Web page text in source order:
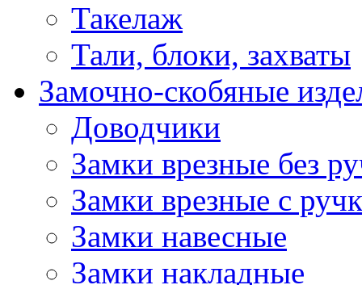
Такелаж
Тали, блоки, захваты
Замочно-скобяные
Доводчики
Замки врезные без
Замки врезные с
Замки навесные
Замки накладные